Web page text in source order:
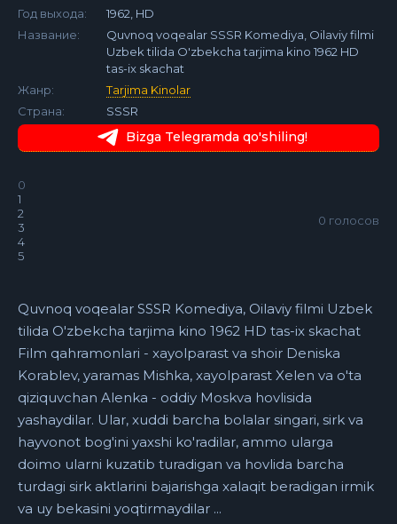
Год выхода:
1962, HD
Название:
Quvnoq voqealar SSSR Komediya, Oilaviy filmi
Uzbek tilida O'zbekcha tarjima kino 1962 HD
tas-ix skachat
Жанр:
Tarjima Kinolar
Страна:
SSSR
Bizga Telegramda qo'shiling!
0
1
2
3
4
5
0 голосов
Quvnoq voqealar SSSR Komediya, Oilaviy filmi Uzbek
tilida O'zbekcha tarjima kino 1962 HD tas-ix skachat
Film qahramonlari - xayolparast va shoir Deniska
Korablev, yaramas Mishka, xayolparast Xelen va o'ta
qiziquvchan Alenka - oddiy Moskva hovlisida
yashaydilar. Ular, xuddi barcha bolalar singari, sirk va
hayvonot bog'ini yaxshi ko'radilar, ammo ularga
doimo ularni kuzatib turadigan va hovlida barcha
turdagi sirk aktlarini bajarishga xalaqit beradigan irmik
va uy bekasini yoqtirmaydilar ...